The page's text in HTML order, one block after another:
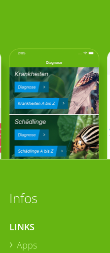
Infos
LINKS
Apps